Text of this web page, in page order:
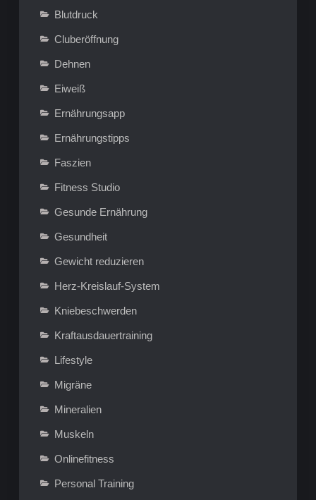
Blutdruck
Cluberöffnung
Dehnen
Eiweiß
Ernährungsapp
Ernährungstipps
Faszien
Fitness Studio
Gesunde Ernährung
Gesundheit
Gewicht reduzieren
Herz-Kreislauf-System
Kniebeschwerden
Kraftausdauertraining
Lifestyle
Migräne
Mineralien
Muskeln
Onlinefitness
Personal Training